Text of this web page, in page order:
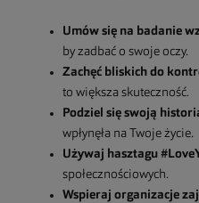
Umów się na badanie
by zadbać o swoje oczy.
Zachęć bliskich do
to większa skuteczność.
Podziel się swoją
wpłynęła na Twoje życie.
Używaj hasztagu
społecznościowych.
Wspieraj organizacje